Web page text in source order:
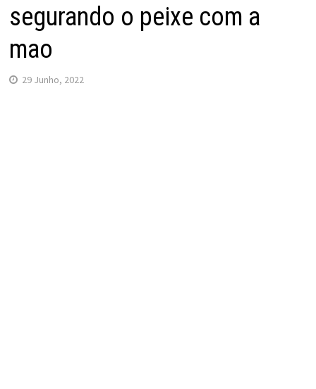
segurando o peixe com a
mao
29 Junho, 2022